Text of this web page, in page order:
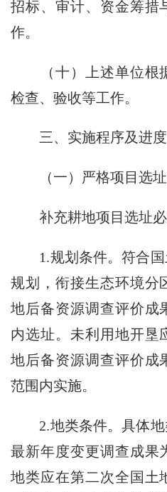
招标、审计、资金筹措
作。
（十）上述单位根据
检查、验收等工作。
三、实施程序及进度
（一）严格项目选址
补充耕地项目选址必
1.规划条件。符合国
规划，衔接生态环境分
地后备资源调查评价成
内选址。未利用地开垦
地后备资源调查评价成
范围内实施。
2.地类条件。具体地
最新年度变更调查成果
地类应在第二次全国土